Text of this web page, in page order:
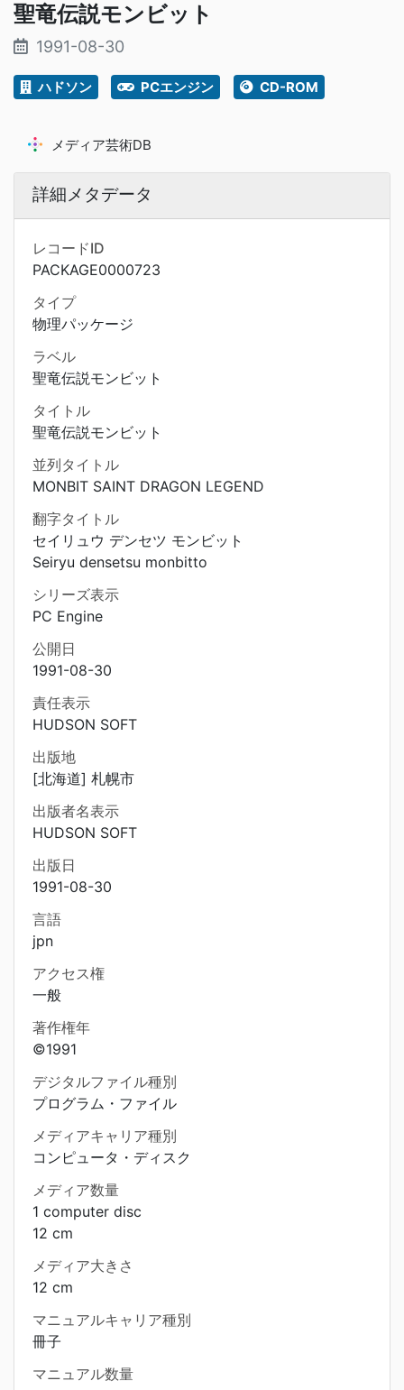
聖竜伝説モンビット
1991-08-30
ハドソン PCエンジン CD-ROM
メディア芸術DB
詳細メタデータ
レコードID
PACKAGE0000723
タイプ
物理パッケージ
ラベル
聖竜伝説モンビット
タイトル
聖竜伝説モンビット
並列タイトル
MONBIT SAINT DRAGON LEGEND
翻字タイトル
セイリュウ デンセツ モンビット
Seiryu densetsu monbitto
シリーズ表示
PC Engine
公開日
1991-08-30
責任表示
HUDSON SOFT
出版地
[北海道] 札幌市
出版者名表示
HUDSON SOFT
出版日
1991-08-30
言語
jpn
アクセス権
一般
著作権年
©1991
デジタルファイル種別
プログラム・ファイル
メディアキャリア種別
コンピュータ・ディスク
メディア数量
1 computer disc
12 cm
メディア大きさ
12 cm
マニュアルキャリア種別
冊子
マニュアル数量